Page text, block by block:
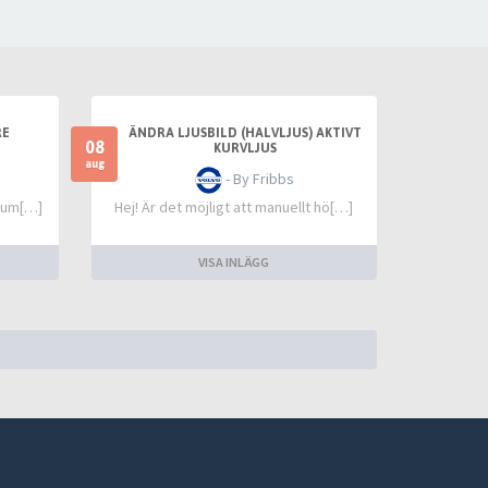
08
aug
ÄNDRA LJUSBILD (HALVLJUS) AKTIVT
KURVLJUS
- By Fribbs
Hej! Är det möjligt att manuellt hö[…]
VISA INLÄGG